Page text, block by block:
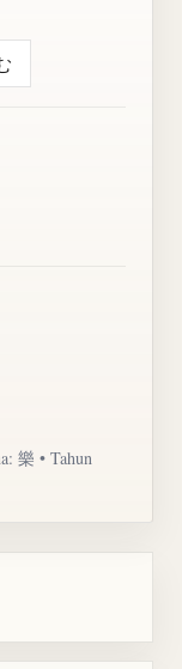
樂 • Tahun